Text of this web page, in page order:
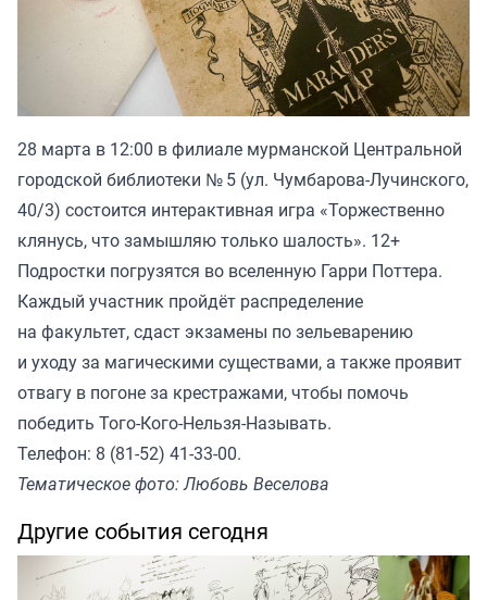
28 марта в 12:00 в филиале мурманской Центральной
городской библиотеки № 5 (ул. Чумбарова-Лучинского,
40/3) состоится интерактивная игра «Торжественно
клянусь, что замышляю только шалость». 12+
Подростки погрузятся во вселенную Гарри Поттера.
Каждый участник пройдёт распределение
на факультет, сдаст экзамены по зельеварению
и уходу за магическими существами, а также проявит
отвагу в погоне за крестражами, чтобы помочь
победить Того-Кого-Нельзя-Называть.
Телефон: 8 (81-52) 41-33-00.
Тематическое фото: Любовь Веселова
Другие события сегодня